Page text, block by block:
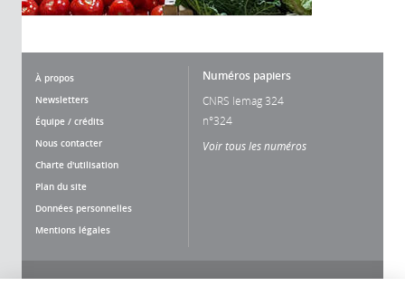
À propos
Newsletters
Équipe / crédits
Nous contacter
Charte d'utilisation
Plan du site
Données personnelles
Mentions légales
Numéros papiers
CNRS lemag 324
n°324
Voir tous les numéros